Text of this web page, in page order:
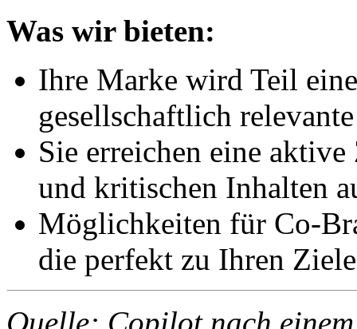
Was wir bieten:
Ihre Marke wird Teil
gesellschaftlich
Sie erreichen eine
und kritischen Inhalten
Möglichkeiten für Co-
die perfekt zu Ihren